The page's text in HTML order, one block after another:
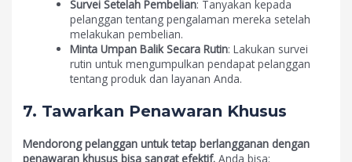
Survei Setelah Pembelian: Tanyakan kepada
pelanggan tentang pengalaman mereka setelah
melakukan pembelian.
Minta Umpan Balik Secara Rutin: Lakukan survei
rutin untuk mengumpulkan pendapat pelanggan
tentang produk dan layanan Anda.
7. Tawarkan Penawaran Khusus
Mendorong pelanggan untuk tetap berlangganan dengan
penawaran khusus bisa sangat efektif. Anda bisa: